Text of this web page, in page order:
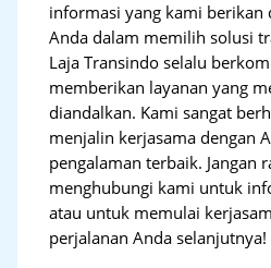
informasi yang kami berikan
Anda dalam memilih solusi
Laja Transindo selalu
memberikan layanan yang
diandalkan. Kami sangat
menjalin kerjasama dengan
pengalaman terbaik. Jangan
menghubungi kami untuk
atau untuk memulai
perjalanan Anda selanjutnya!